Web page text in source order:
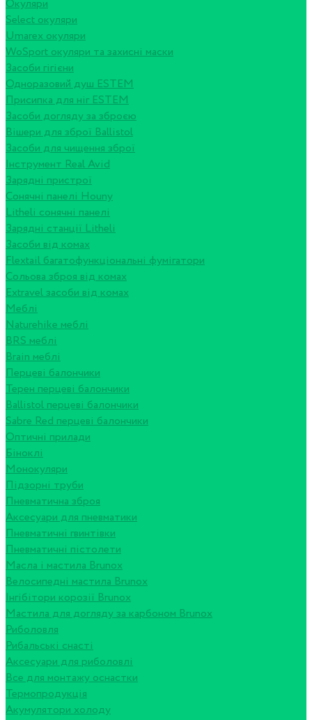
Окуляри
Select окуляри
Umarex окуляри
WoSport окуляри та захисні маски
Засоби гігієни
Одноразовий душ ESTEM
Присипка для ніг ESTEM
Засоби догляду за зброєю
Вішери для зброї Ballistol
Засоби для чищення зброї
Інструмент Real Avid
Зарядні пристрої
Сонячні панелі Houny
Litheli сонячні панелі
Зарядні станції Litheli
Засоби від комах
Flextail багатофункціональні фумігатори
Сольова зброя від комах
Extravel засоби від комах
Меблі
Naturehike меблі
BRS меблі
Brain меблі
Перцеві балончики
Терен перцеві балончики
Ballistol перцеві балончики
Sabre Red перцеві балончики
Оптичні прилади
Біноклі
Монокуляри
Підзорні труби
Пневматична зброя
Аксесуари для пневматики
Пневматичні гвинтівки
Пневматичні пістолети
Масла і мастила Brunox
Велосипедні мастила Brunox
Інгібітори корозії Brunox
Мастила для догляду за карбоном Brunox
Риболовля
Рибальські снасті
Аксесуари для риболовлі
Все для монтажу оснастки
Термопродукція
Акумулятори холоду